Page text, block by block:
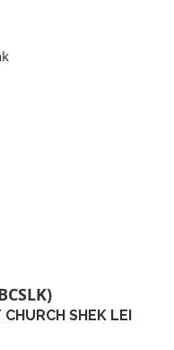
SHEK LEI